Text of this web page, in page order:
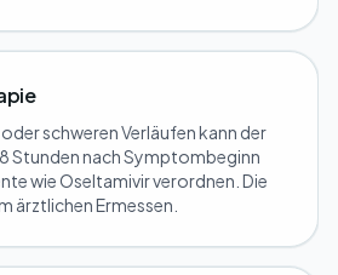
schweren Verläufen kann der
Stunden nach Symptombeginn
wie Oseltamivir verordnen. Die
ärztlichen Ermessen.